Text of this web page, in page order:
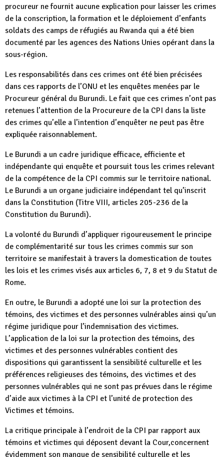
procureur ne fournit aucune explication pour laisser les crimes
de la conscription, la formation et le déploiement d’enfants
soldats des camps de réfugiés au Rwanda qui a été bien
documenté par les agences des Nations Unies opérant dans la
sous-région.
Les responsabilités dans ces crimes ont été bien précisées
dans ces rapports de l’ONU et les enquêtes menées par le
Procureur général du Burundi. Le fait que ces crimes n’ont pas
retenues l’attention de la Procureure de la CPI dans la liste
des crimes qu’elle a l’intention d’enquêter ne peut pas être
expliquée raisonnablement.
Le Burundi a un cadre juridique efficace, efficiente et
indépendante qui enquête et poursuit tous les crimes relevant
de la compétence de la CPI commis sur le territoire national.
Le Burundi a un organe judiciaire indépendant tel qu’inscrit
dans la Constitution (Titre VIII, articles 205-236 de la
Constitution du Burundi).
La volonté du Burundi d’appliquer rigoureusement le principe
de complémentarité sur tous les crimes commis sur son
territoire se manifestait à travers la domestication de toutes
les lois et les crimes visés aux articles 6, 7, 8 et 9 du Statut de
Rome.
En outre, le Burundi a adopté une loi sur la protection des
témoins, des victimes et des personnes vulnérables ainsi qu’un
régime juridique pour l’indemnisation des victimes.
L’application de la loi sur la protection des témoins, des
victimes et des personnes vulnérables contient des
dispositions qui garantissent la sensibilité culturelle et les
préférences religieuses des témoins, des victimes et des
personnes vulnérables qui ne sont pas prévues dans le régime
d’aide aux victimes à la CPI et l’unité de protection des
Victimes et témoins.
La critique principale à l’endroit de la CPI par rapport aux
témoins et victimes qui déposent devant la Cour,concernent
évidemment son manque de sensibilité culturelle et les